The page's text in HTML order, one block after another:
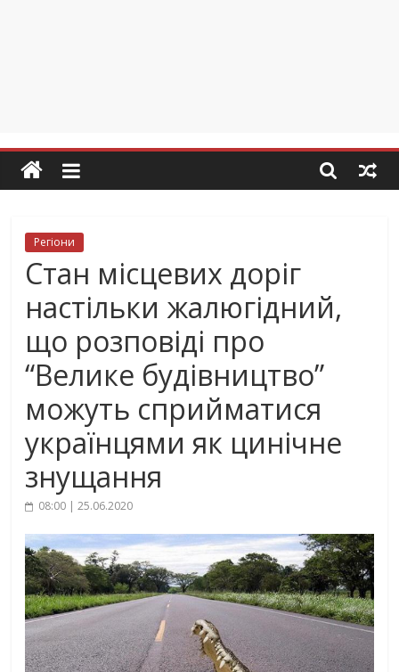
Регіони
Стан місцевих доріг
настільки жалюгідний,
що розповіді про
“Велике будівництво”
можуть сприйматися
українцями як цинічне
знущання
08:00 | 25.06.2020